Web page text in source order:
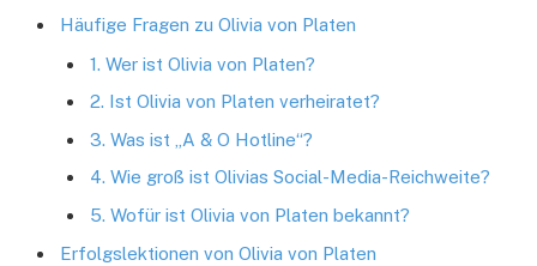
Häufige Fragen zu Olivia von Platen
1. Wer ist Olivia von Platen?
2. Ist Olivia von Platen verheiratet?
3. Was ist „A & O Hotline“?
4. Wie groß ist Olivias Social-Media-Reichweite?
5. Wofür ist Olivia von Platen bekannt?
Erfolgslektionen von Olivia von Platen